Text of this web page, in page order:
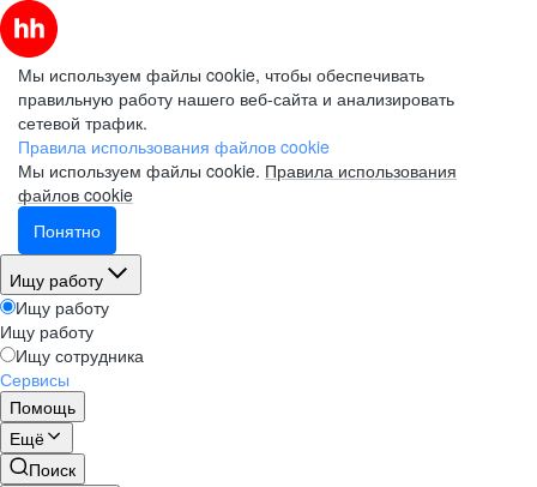
Мы используем файлы cookie, чтобы обеспечивать
правильную работу нашего веб-сайта и анализировать
сетевой трафик.
Правила использования файлов cookie
Мы используем файлы cookie. Правила использования
файлов cookie
Понятно
Ищу работу
Ищу работу
Ищу работу
Ищу сотрудника
Сервисы
Помощь
Ещё
Поиск